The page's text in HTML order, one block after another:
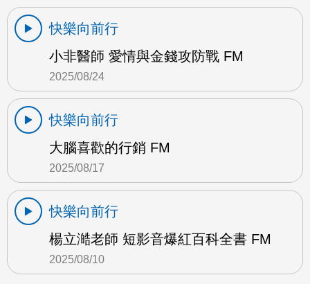
快樂向前行
小非醫師 愛情與金錢攻防戰 FM
2025/08/24
快樂向前行
大腦喜歡的行銷 FM
2025/08/17
快樂向前行
楊立澔老師 短影音爆紅百科全書 FM
2025/08/10